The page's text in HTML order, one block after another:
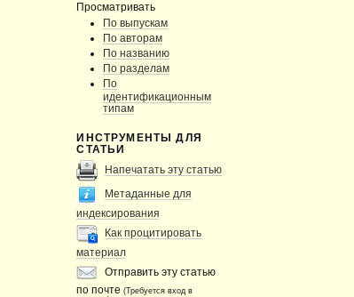
Просматривать
По выпускам
По авторам
По названию
По разделам
По
идентификационным
типам
ИНСТРУМЕНТЫ ДЛЯ
СТАТЬИ
Напечатать эту статью
Метаданные для
индексирования
Как процитировать
материал
Отправить эту статью
по почте(Требуется вход в